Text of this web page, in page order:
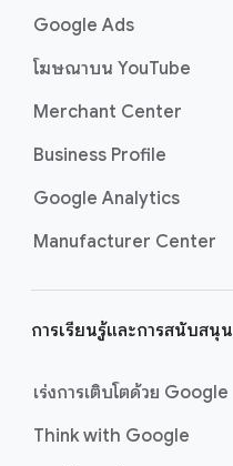
Google Ads
โฆษณาบน YouTube
Merchant Center
Business Profile
Google Analytics
Manufacturer Center
การเรียนรู้และการสนับสนุน
เร่งการเติบโตด้วย Google
Think with Google